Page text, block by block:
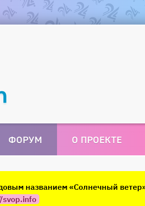
ФОРУМ О ПРОЕКТЕ
названием «Солнечный